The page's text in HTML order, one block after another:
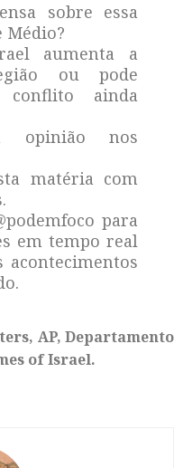
sobre essa
Médio?
aumenta a
ou pode
conflito ainda
nos
matéria com
para
em tempo real
AP, Departamento
of Israel.